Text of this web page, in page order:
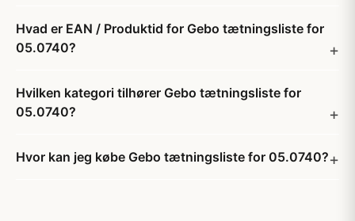
Hvad er EAN / Produktid for Gebo tætningsliste for
05.0740?
Hvilken kategori tilhører Gebo tætningsliste for
05.0740?
Hvor kan jeg købe Gebo tætningsliste for 05.0740?